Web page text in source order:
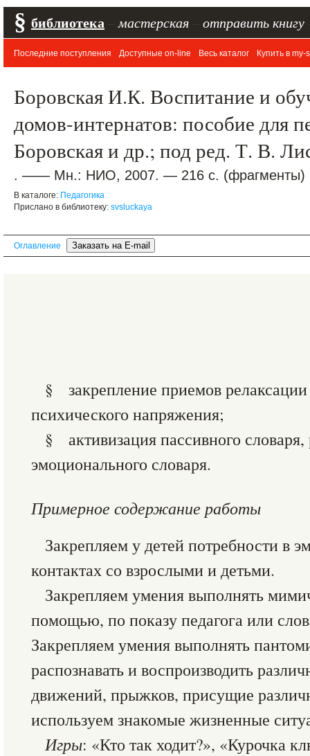
§ библиотека мастерская отправить книгу
Последние поступления Доступные on-line Весь каталог Купить в my-
Боровская И.К. Воспитание и
домов-интернатов: пособие для
Боровская и др.; под ред. Т. В.
. —— Мн.: НИО, 2007. — 216 с. (фрагменты)
В каталоге: Педагогика
Прислано в библиотеку: svsluckaya
Оглавление
§ закрепление приемов
психического напряжения;
§ активизация пассивного
эмоционального словаря.
Примерное содержание работы
Закрепляем у детей потребности в
контактах со взрослыми и детьми.
Закрепляем умения выполнять
помощью, по показу педагога или
Закрепляем умения выполнять
распознавать и воспроизводить
движений, прыжков, присущие
используем знакомые жизненные
Игры: «Кто так ходит?», «Курочка